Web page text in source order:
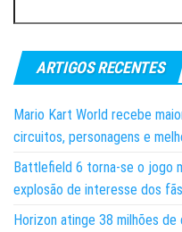
ARTIGOS RECENTES
Mario Kart World recebe
circuitos, personagens e
Battlefield 6 torna-se o jogo
explosão de interesse dos fãs
Horizon atinge 38 milhões